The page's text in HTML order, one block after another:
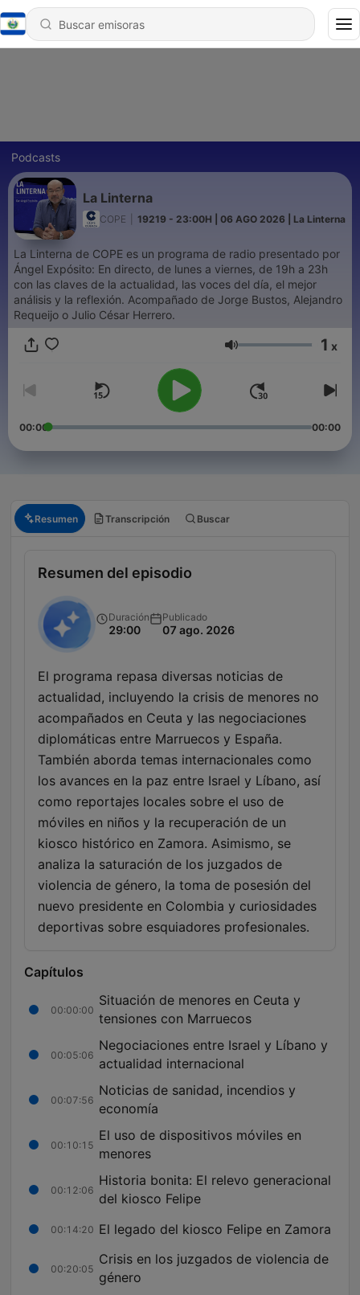
Podcasts
La Linterna
COPE 19219 - 23:00H | 06 AGO 2026 | La Linterna
La Linterna de COPE es un programa de radio presentado por
Ángel Expósito: En directo, de lunes a viernes, de 19h a 23h
con las claves de la actualidad, las voces del día, el mejor
análisis y la reflexión. Acompañado de Jorge Bustos, Alejandro
Requeijo o Julio César Herrero.
Volumen 1 x
00:00 00:00
Resumen Transcripción Buscar
Resumen del episodio
Duración
29:00
Publicado
07 ago. 2026
El programa repasa diversas noticias de
actualidad, incluyendo la crisis de menores no
acompañados en Ceuta y las negociaciones
diplomáticas entre Marruecos y España.
También aborda temas internacionales como
los avances en la paz entre Israel y Líbano, así
como reportajes locales sobre el uso de
móviles en niños y la recuperación de un
kiosco histórico en Zamora. Asimismo, se
analiza la saturación de los juzgados de
violencia de género, la toma de posesión del
nuevo presidente en Colombia y curiosidades
deportivas sobre esquiadores profesionales.
Capítulos
00:00:00
Situación de menores en Ceuta y
tensiones con Marruecos
00:05:06
Negociaciones entre Israel y Líbano y
actualidad internacional
00:07:56
Noticias de sanidad, incendios y
economía
00:10:15
El uso de dispositivos móviles en
menores
00:12:06
Historia bonita: El relevo generacional
del kiosco Felipe
00:14:20 El legado del kiosco Felipe en Zamora
00:20:05
Crisis en los juzgados de violencia de
género